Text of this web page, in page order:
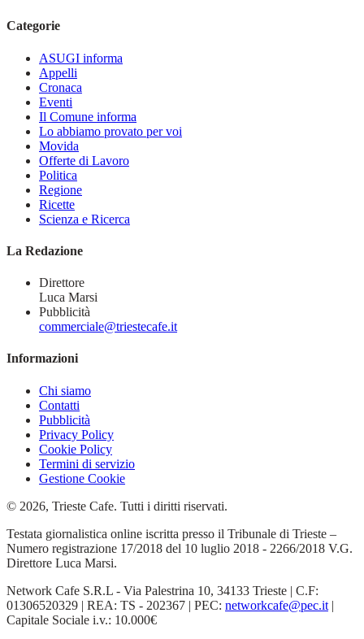
Categorie
ASUGI informa
Appelli
Cronaca
Eventi
Il Comune informa
Lo abbiamo provato per voi
Movida
Offerte di Lavoro
Politica
Regione
Ricette
Scienza e Ricerca
La Redazione
Direttore
Luca Marsi
Pubblicità
commerciale@triestecafe.it
Informazioni
Chi siamo
Contatti
Pubblicità
Privacy Policy
Cookie Policy
Termini di servizio
Gestione Cookie
© 2026, Trieste Cafe. Tutti i diritti riservati.
Testata giornalistica online iscritta presso il Tribunale di Trieste –
Numero registrazione 17/2018 del 10 luglio 2018 - 2266/2018 V.G.
Direttore Luca Marsi.
Network Cafe S.R.L - Via Palestrina 10, 34133 Trieste | C.F:
01306520329 | REA: TS - 202367 | PEC: networkcafe@pec.it |
Capitale Sociale i.v.: 10.000€